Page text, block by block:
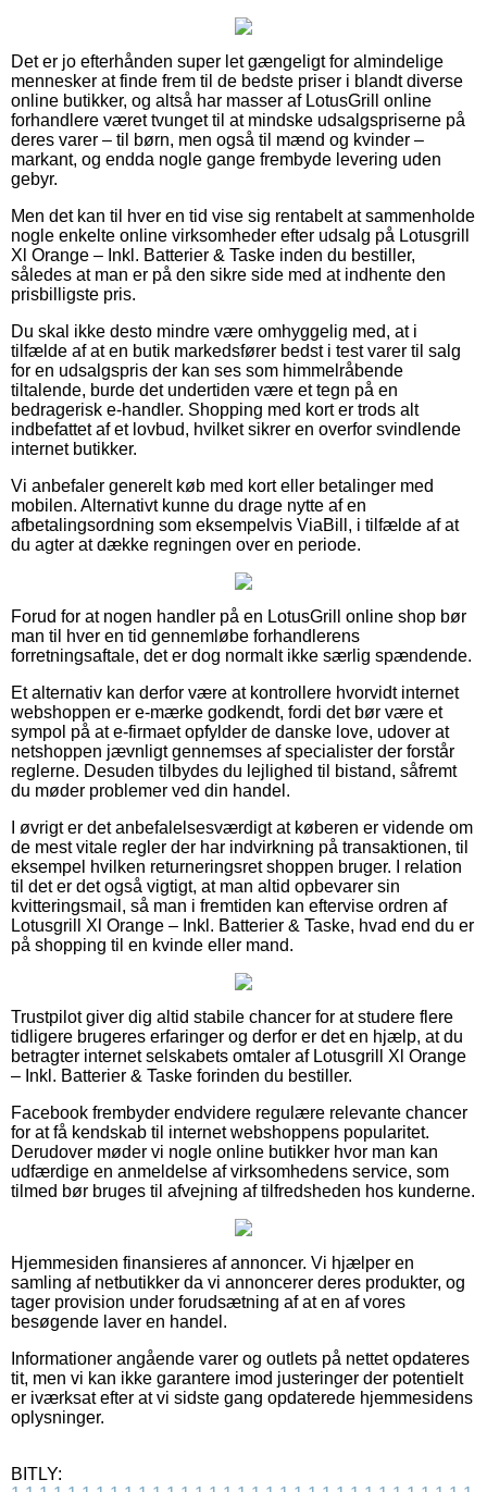
Det er jo efterhånden super let gængeligt for almindelige
mennesker at finde frem til de bedste priser i blandt diverse
online butikker, og altså har masser af LotusGrill online
forhandlere været tvunget til at mindske udsalgspriserne på
deres varer – til børn, men også til mænd og kvinder –
markant, og endda nogle gange frembyde levering uden
gebyr.
Men det kan til hver en tid vise sig rentabelt at sammenholde
nogle enkelte online virksomheder efter udsalg på Lotusgrill
Xl Orange – Inkl. Batterier & Taske inden du bestiller,
således at man er på den sikre side med at indhente den
prisbilligste pris.
Du skal ikke desto mindre være omhyggelig med, at i
tilfælde af at en butik markedsfører bedst i test varer til salg
for en udsalgspris der kan ses som himmelråbende
tiltalende, burde det undertiden være et tegn på en
bedragerisk e-handler. Shopping med kort er trods alt
indbefattet af et lovbud, hvilket sikrer en overfor svindlende
internet butikker.
Vi anbefaler generelt køb med kort eller betalinger med
mobilen. Alternativt kunne du drage nytte af en
afbetalingsordning som eksempelvis ViaBill, i tilfælde af at
du agter at dække regningen over en periode.
Forud for at nogen handler på en LotusGrill online shop bør
man til hver en tid gennemløbe forhandlerens
forretningsaftale, det er dog normalt ikke særlig spændende.
Et alternativ kan derfor være at kontrollere hvorvidt internet
webshoppen er e-mærke godkendt, fordi det bør være et
sympol på at e-firmaet opfylder de danske love, udover at
netshoppen jævnligt gennemses af specialister der forstår
reglerne. Desuden tilbydes du lejlighed til bistand, såfremt
du møder problemer ved din handel.
I øvrigt er det anbefalelsesværdigt at køberen er vidende om
de mest vitale regler der har indvirkning på transaktionen, til
eksempel hvilken returneringsret shoppen bruger. I relation
til det er det også vigtigt, at man altid opbevarer sin
kvitteringsmail, så man i fremtiden kan eftervise ordren af
Lotusgrill Xl Orange – Inkl. Batterier & Taske, hvad end du er
på shopping til en kvinde eller mand.
Trustpilot giver dig altid stabile chancer for at studere flere
tidligere brugeres erfaringer og derfor er det en hjælp, at du
betragter internet selskabets omtaler af Lotusgrill Xl Orange
– Inkl. Batterier & Taske forinden du bestiller.
Facebook frembyder endvidere regulære relevante chancer
for at få kendskab til internet webshoppens popularitet.
Derudover møder vi nogle online butikker hvor man kan
udfærdige en anmeldelse af virksomhedens service, som
tilmed bør bruges til afvejning af tilfredsheden hos kunderne.
Hjemmesiden finansieres af annoncer. Vi hjælper en
samling af netbutikker da vi annoncerer deres produkter, og
tager provision under forudsætning af at en af vores
besøgende laver en handel.
Informationer angående varer og outlets på nettet opdateres
tit, men vi kan ikke garantere imod justeringer der potentielt
er iværksat efter at vi sidste gang opdaterede hjemmesidens
oplysninger.
BITLY: